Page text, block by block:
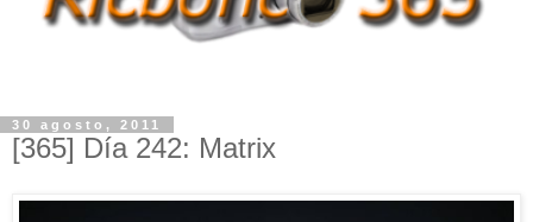
30 agosto, 2011
[365] Día 242: Matrix